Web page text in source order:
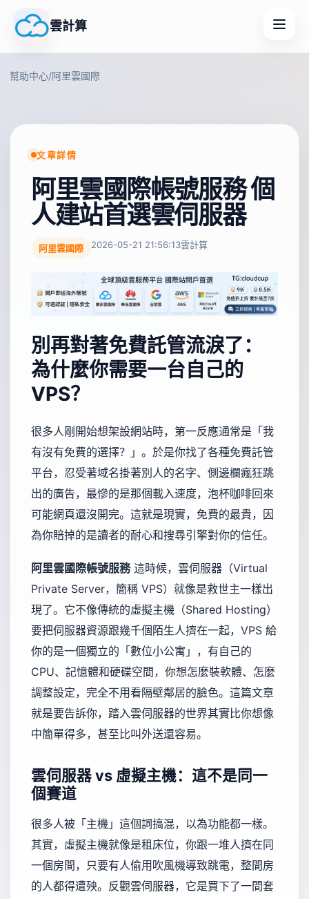
雲計算
幫助中心/阿里雲國際
文章詳情
阿里雲國際帳號服務 個
人建站首選雲伺服器
阿里雲國際 2026-05-21 21:56:13雲計算
別再對著免費託管流淚了：
為什麼你需要一台自己的
VPS？
很多人剛開始想架設網站時，第一反應通常是「我
有沒有免費的選擇？」。於是你找了各種免費託管
平台，忍受著域名掛著別人的名字、側邊欄瘋狂跳
出的廣告，最慘的是那個載入速度，泡杯咖啡回來
可能網頁還沒開完。這就是現實，免費的最貴，因
為你賠掉的是讀者的耐心和搜尋引擎對你的信任。
阿里雲國際帳號服務這時候，雲伺服器（Virtual
Private Server，簡稱 VPS）就像是救世主一樣出
現了。它不像傳統的虛擬主機（Shared Hosting）
要把伺服器資源跟幾千個陌生人擠在一起，VPS 給
你的是一個獨立的「數位小公寓」，有自己的
CPU、記憶體和硬碟空間，你想怎麼裝軟體、怎麼
調整設定，完全不用看隔壁鄰居的臉色。這篇文章
就是要告訴你，踏入雲伺服器的世界其實比你想像
中簡單得多，甚至比叫外送還容易。
雲伺服器 vs 虛擬主機：這不是同一
個賽道
很多人被「主機」這個詞搞混，以為功能都一樣。
其實，虛擬主機就像是租床位，你跟一堆人擠在同
一個房間，只要有人偷用吹風機導致跳電，整間房
的人都得遭殃。反觀雲伺服器，它是買下了一間套